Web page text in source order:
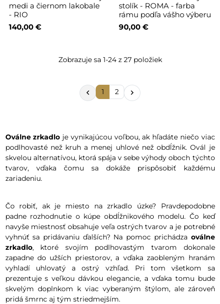
medi a čiernom lakobale
- RIO
140,00 €
stolík - ROMA - farba
rámu podľa vášho výberu
90,00 €
Zobrazuje sa 1-24 z 27 položiek
 1 2 
Oválne zrkadlo je vynikajúcou voľbou, ak hľadáte niečo viac
podlhovasté než kruh a menej uhlové než obdĺžnik. Ovál je
skvelou alternatívou, ktorá spája v sebe výhody oboch týchto
tvarov, vďaka čomu sa dokáže prispôsobiť každému
zariadeniu.
Čo robiť, ak je miesto na zrkadlo úzke? Pravdepodobne
padne rozhodnutie o kúpe obdĺžnikového modelu. Čo keď
navyše miestnosť obsahuje veľa ostrých tvarov a je potrebné
vyhnúť sa pridávaniu ďalších? Na pomoc prichádza oválne
zrkadlo, ktoré svojím podlhovastým tvarom dokonale
zapadne do užších priestorov, a vďaka zaobleným hranám
vyhladí uhlovatý a ostrý vzhľad. Pri tom všetkom sa
prezentuje s veľkou dávkou elegancie, a vďaka tomu bude
skvelým doplnkom k viac vyberaným štýlom, ale zároveň
pridá šmrnc aj tým striedmejším.